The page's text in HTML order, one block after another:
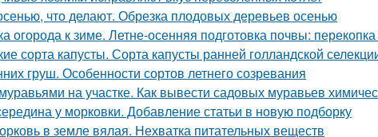
что делают. Обрезка плодовых деревьев осенью
огорода к зиме. Летне-осенняя подготовка почвы:
сорта капусты. Сорта капусты ранней голландской
груш. Особенности сортов летнего созревания
на участке. Как вывести садовых муравьев
у морковки. Добавление статьи в новую подборку
в земле вялая. Нехватка питательных веществ